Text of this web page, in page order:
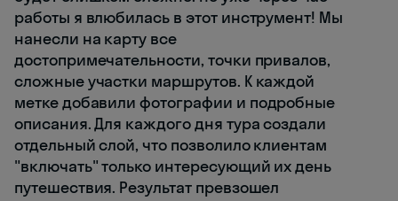
работы я влюбилась в этот инструмент! Мы
нанесли на карту все
достопримечательности, точки привалов,
сложные участки маршрутов. К каждой
метке добавили фотографии и подробные
описания. Для каждого дня тура создали
отдельный слой, что позволило клиентам
"включать" только интересующий их день
путешествия. Результат превзошел